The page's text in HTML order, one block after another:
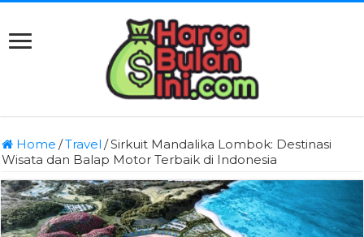
Home /Travel /Sirkuit Mandalika Lombok: Destinasi
Wisata dan Balap Motor Terbaik di Indonesia